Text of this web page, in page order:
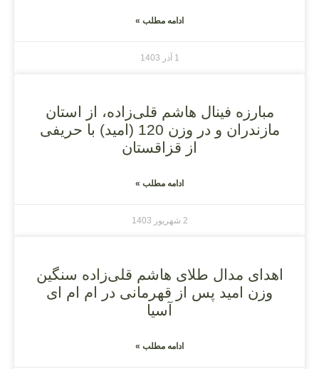
ادامه مطلب »
1 آذر 1403
مبارزه فینال هاشم قلی‌زاده، از استان
مازندران و در وزن 120 (امید) با حریفی
از قزاقستان
ادامه مطلب »
2 شهریور 1403
اهدای مدال طلای هاشم قلی‌زاده سنگین
وزن امید پس از قهرمانی در ام ام ای
آسیا
ادامه مطلب »